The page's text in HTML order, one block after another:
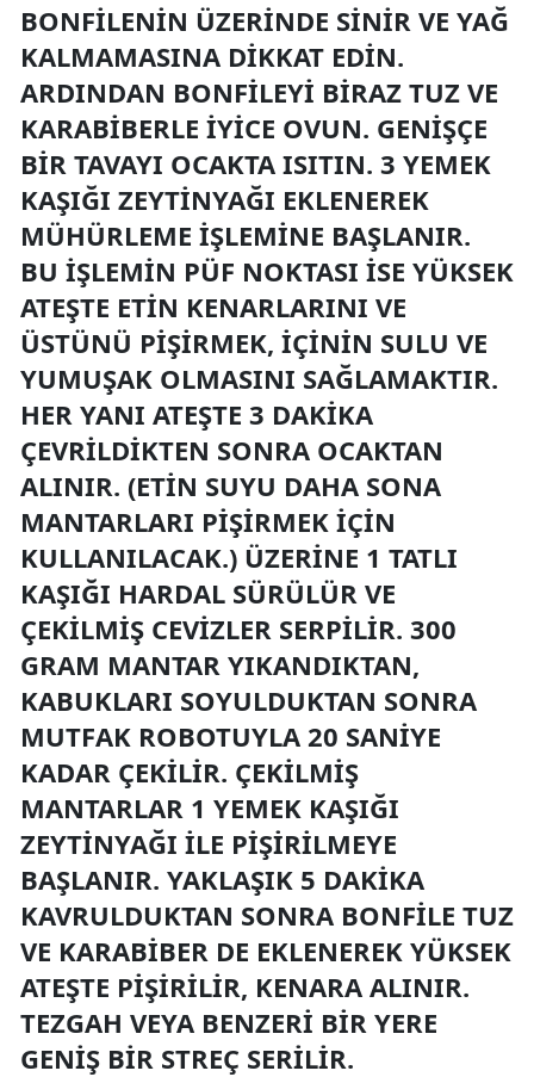
BONFILENIN ÜZERINDE SINIR VE YAĞ
KALMAMASINA DIKKAT EDIN.
ARDINDAN BONFILEYI BIRAZ TUZ VE
KARABIBERLE IYICE OVUN. GENIŞÇE
BIR TAVAYI OCAKTA ISITIN. 3 YEMEK
KAŞIĞI ZEYTINYAĞI EKLENEREK
MÜHÜRLEME IŞLEMINE BAŞLANIR.
BU IŞLEMIN PÜF NOKTASI ISE YÜKSEK
ATEŞTE ETIN KENARLARINI VE
ÜSTÜNÜ PIŞIRMEK, IÇININ SULU VE
YUMUŞAK OLMASINI SAĞLAMAKTIR.
HER YANI ATEŞTE 3 DAKIKA
ÇEVRILDIKTEN SONRA OCAKTAN
ALINIR. (ETIN SUYU DAHA SONA
MANTARLARI PIŞIRMEK IÇIN
KULLANILACAK.) ÜZERINE 1 TATLI
KAŞIĞI HARDAL SÜRÜLÜR VE
ÇEKILMIŞ CEVIZLER SERPILIR. 300
GRAM MANTAR YIKANDIKTAN,
KABUKLARI SOYULDUKTAN SONRA
MUTFAK ROBOTUYLA 20 SANIYE
KADAR ÇEKILIR. ÇEKILMIŞ
MANTARLAR 1 YEMEK KAŞIĞI
ZEYTINYAĞI ILE PIŞIRILMEYE
BAŞLANIR. YAKLAŞIK 5 DAKIKA
KAVRULDUKTAN SONRA BONFILE TUZ
VE KARABIBER DE EKLENEREK YÜKSEK
ATEŞTE PIŞIRILIR, KENARA ALINIR.
TEZGAH VEYA BENZERI BIR YERE
GENIŞ BIR STREÇ SERILIR.